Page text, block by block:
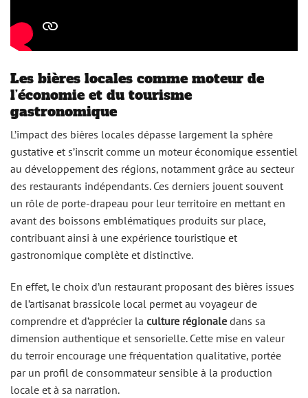
Les bières locales comme moteur de
l’économie et du tourisme
gastronomique
L’impact des bières locales dépasse largement la sphère
gustative et s’inscrit comme un moteur économique essentiel
au développement des régions, notamment grâce au secteur
des restaurants indépendants. Ces derniers jouent souvent
un rôle de porte-drapeau pour leur territoire en mettant en
avant des boissons emblématiques produits sur place,
contribuant ainsi à une expérience touristique et
gastronomique complète et distinctive.
En effet, le choix d’un restaurant proposant des bières issues
de l’artisanat brassicole local permet au voyageur de
comprendre et d’apprécier la culture régionale dans sa
dimension authentique et sensorielle. Cette mise en valeur
du terroir encourage une fréquentation qualitative, portée
par un profil de consommateur sensible à la production
locale et à sa narration.